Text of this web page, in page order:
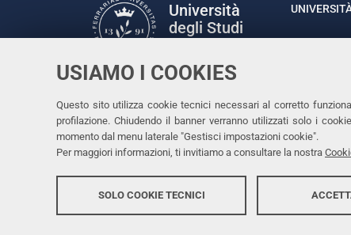
USIAMO I COOKIES
Questo sito utilizza cookie tecnici necessari al corretto
profilazione. Chiudendo il banner verranno utilizzati solo i
momento dal menu laterale "Gestisci impostazioni cookie".
Per maggiori informazioni, ti invitiamo a consultare la nostra
SOLO COOKIE TECNICI
Università
degli Studi
Facebook
LinkedinInstagram
Youtube
Rettrice: